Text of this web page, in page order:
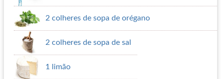
2 colheres de sopa de orégano
2 colheres de sopa de sal
1 limão